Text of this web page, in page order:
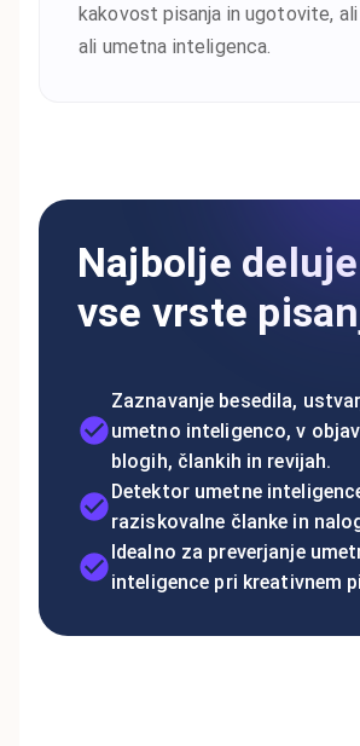
kakovost pisanja in ugotovite,
ali umetna inteligenca.
Najbolje
vse vrste
Zaznavanje besedila,
umetno inteligenco, v
blogih, člankih in revijah.
Detektor umetne
raziskovalne članke in
Idealno za preverjanje
inteligence pri kreativnem